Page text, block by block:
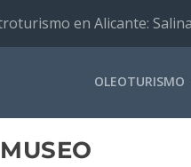
en Alicante:
OLEOTURISMO
MUSEO